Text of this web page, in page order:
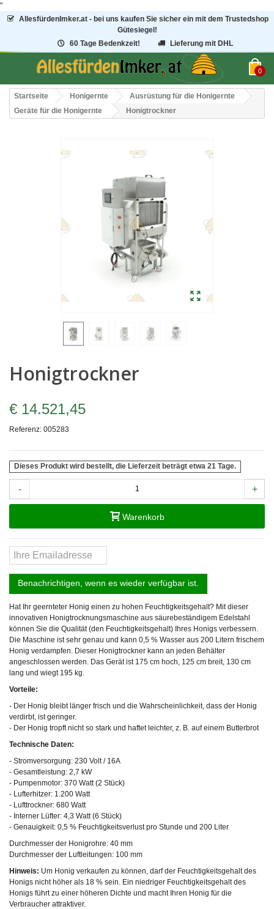
"
AllesfürdenImker.at - bei uns kaufen Sie sicher ein mit dem Trustedshop
Gütesiegel!
60 Tage Bedenkzeit!
Lieferung mit DHL
0
Startseite Honigernte
Ausrüstung für die Honigernte
Geräte für die Honigernte
Honigtrockner
Honigtrockner
€ 14.521,45
Referenz: 005283
Dieses Produkt wird bestellt, die Lieferzeit beträgt etwa 21 Tage.
- +
Warenkorb
Benachrichtigen, wenn es wieder verfügbar ist.
Hat Ihr geernteter Honig einen zu hohen Feuchtigkeitsgehalt? Mit dieser
innovativen Honigtrocknungsmaschine aus säurebeständigem Edelstahl
können Sie die Qualität (den Feuchtigkeitsgehalt) Ihres Honigs verbessern.
Die Maschine ist sehr genau und kann 0,5 % Wasser aus 200 Litern frischem
Honig verdampfen. Dieser Honigtrockner kann an jeden Behälter
angeschlossen werden. Das Gerät ist 175 cm hoch, 125 cm breit, 130 cm
lang und wiegt 195 kg.
Vorteile:
- Der Honig bleibt länger frisch und die Wahrscheinlichkeit, dass der Honig
verdirbt, ist geringer.
- Der Honig tropft nicht so stark und haftet leichter, z. B. auf einem Butterbrot
Technische Daten:
- Stromversorgung: 230 Volt / 16A
- Gesamtleistung: 2,7 kW
- Pumpenmotor: 370 Watt (2 Stück)
- Lufterhitzer: 1.200 Watt
- Lufttrockner: 680 Watt
- Interner Lüfter: 4,3 Watt (6 Stück)
- Genauigkeit: 0,5 % Feuchtigkeitsverlust pro Stunde und 200 Liter
Durchmesser der Honigrohre: 40 mm
Durchmesser der Luftleitungen: 100 mm
Hinweis: Um Honig verkaufen zu können, darf der Feuchtigkeitsgehalt des
Honigs nicht höher als 18 % sein. Ein niedriger Feuchtigkeitsgehalt des
Honigs führt zu einer höheren Dichte und macht Ihren Honig für die
Verbraucher attraktiver.